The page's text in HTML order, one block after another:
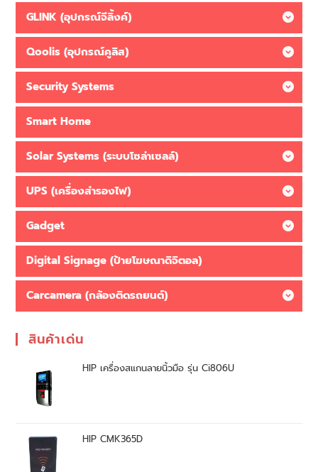
GLINK (อุปกรณ์จีลิ้งค์)
Qoolis (อุปกรณ์คูลิส)
Security Systems
Smart Home
Solar Systems (ระบบโซล่าเซลล์)
UPS (เครื่องสำรองไฟ)
Gadget
Digital Signage (ป้ายโฆษณาดิจิตอล)
Carcamera (กล้องติดรถยนต์)
สินค้าเด่น
HIP เครื่องสแกนลายนิ้วมือ รุ่น Ci806U
HIP CMK365D